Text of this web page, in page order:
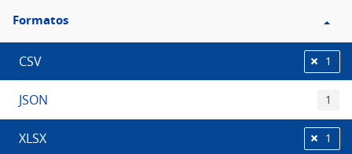
Filtro
Formatos
Formatos
CSV 1
JSON 1
XLSX 1